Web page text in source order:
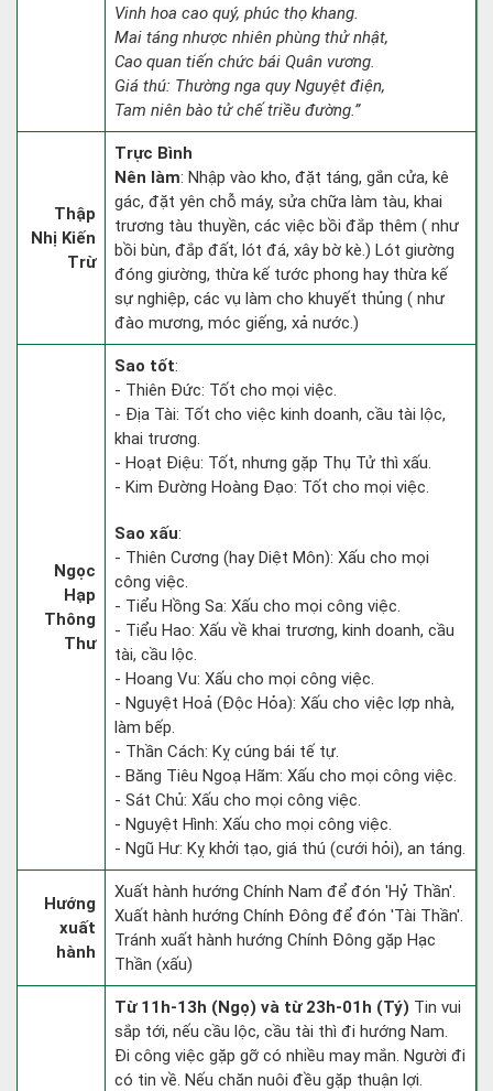
Vinh hoa cao quý, phúc thọ khang.
Mai táng nhược nhiên phùng thử nhật,
Cao quan tiến chức bái Quân vương.
Giá thú: Thường nga quy Nguyệt điện,
Tam niên bào tử chế triều đường.”
Thập
Nhị Kiến
Trừ
Trực Bình
Nên làm: Nhập vào kho, đặt táng, gắn cửa, kê
gác, đặt yên chỗ máy, sửa chữa làm tàu, khai
trương tàu thuyền, các việc bồi đắp thêm ( như
bồi bùn, đắp đất, lót đá, xây bờ kè.) Lót giường
đóng giường, thừa kế tước phong hay thừa kế
sự nghiệp, các vụ làm cho khuyết thủng ( như
đào mương, móc giếng, xả nước.)
Ngọc
Hạp
Thông
Thư
Sao tốt:
- Thiên Đức: Tốt cho mọi việc.
- Địa Tài: Tốt cho việc kinh doanh, cầu tài lộc,
khai trương.
- Hoạt Điệu: Tốt, nhưng gặp Thụ Tử thì xấu.
- Kim Đường Hoàng Đạo: Tốt cho mọi việc.
Sao xấu:
- Thiên Cương (hay Diệt Môn): Xấu cho mọi
công việc.
- Tiểu Hồng Sa: Xấu cho mọi công việc.
- Tiểu Hao: Xấu về khai trương, kinh doanh, cầu
tài, cầu lộc.
- Hoang Vu: Xấu cho mọi công việc.
- Nguyệt Hoả (Độc Hỏa): Xấu cho việc lợp nhà,
làm bếp.
- Thần Cách: Kỵ cúng bái tế tự.
- Băng Tiêu Ngoạ Hãm: Xấu cho mọi công việc.
- Sát Chủ: Xấu cho mọi công việc.
- Nguyệt Hình: Xấu cho mọi công việc.
- Ngũ Hư: Kỵ khởi tạo, giá thú (cưới hỏi), an táng.
Hướng
xuất
hành
Xuất hành hướng Chính Nam để đón 'Hỷ Thần'.
Xuất hành hướng Chính Đông để đón 'Tài Thần'.
Tránh xuất hành hướng Chính Đông gặp Hạc
Thần (xấu)
Từ 11h-13h (Ngọ) và từ 23h-01h (Tý) Tin vui
sắp tới, nếu cầu lộc, cầu tài thì đi hướng Nam.
Đi công việc gặp gỡ có nhiều may mắn. Người đi
có tin về. Nếu chăn nuôi đều gặp thuận lợi.